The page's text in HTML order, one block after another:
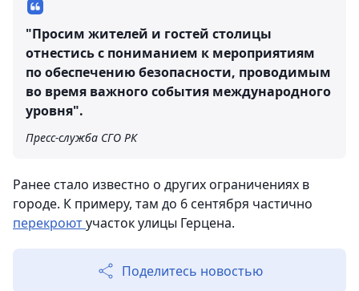
"Просим жителей и гостей столицы
отнестись с пониманием к мероприятиям
по обеспечению безопасности, проводимым
во время важного события международного
уровня".
Пресс-служба СГО РК
Ранее стало известно о других ограничениях в
городе. К примеру, там до 6 сентября частично
перекроютучасток улицы Герцена.
Поделитесь новостью